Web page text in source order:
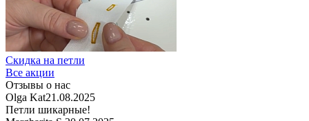
Скидка на петли
Все акции
Отзывы о нас
Olga Kat21.08.2025
Петли шикарные!